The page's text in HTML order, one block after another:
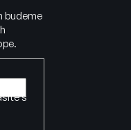
budeme
s